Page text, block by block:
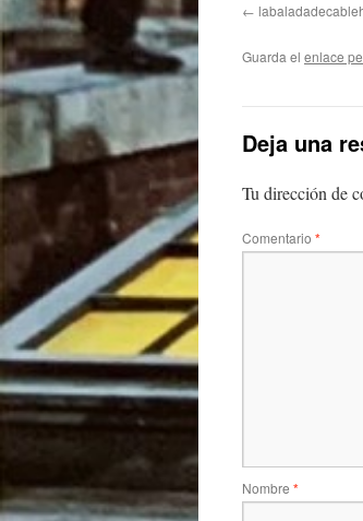
Guarda el enlace
Deja una
Tu dirección de
Comentario *
Nombre *